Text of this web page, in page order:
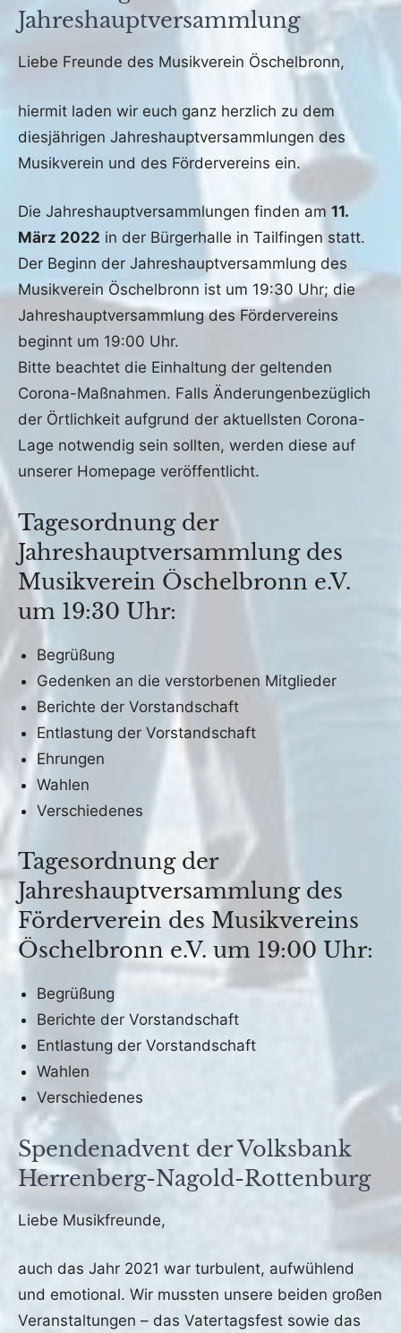
Jahreshauptversammlung
am
Februar
2022
fho
Archiv
Liebe Freunde des Musikverein Öschelbronn,
hiermit laden wir euch ganz herzlich zu dem
diesjährigen Jahreshauptversammlungen des
Musikverein und des Fördervereins ein.
Die Jahreshauptversammlungen finden am 11.
März 2022 in der Bürgerhalle in Tailfingen statt.
Der Beginn der Jahreshauptversammlung des
Musikverein Öschelbronn ist um 19:30 Uhr; die
Jahreshauptversammlung des Fördervereins
beginnt um 19:00 Uhr.
Bitte beachtet die Einhaltung der geltenden
Corona-Maßnahmen. Falls Änderungenbezüglich
der Örtlichkeit aufgrund der aktuellsten Corona-
Lage notwendig sein sollten, werden diese auf
unserer Homepage veröffentlicht.
Tagesordnung der
Jahreshauptversammlung des
Musikverein Öschelbronn e.V.
um 19:30 Uhr:
Begrüßung
Gedenken an die verstorbenen Mitglieder
Berichte der Vorstandschaft
Entlastung der Vorstandschaft
Ehrungen
Wahlen
Verschiedenes
Tagesordnung der
Jahreshauptversammlung des
Förderverein des Musikvereins
Öschelbronn e.V. um 19:00 Uhr:
Begrüßung
Berichte der Vorstandschaft
Entlastung der Vorstandschaft
Wahlen
Verschiedenes
Spendenadvent der Volksbank
Herrenberg-Nagold-Rottenburg
Veröffentlicht
am
Januar
2022
von
fho
in
Archiv
Liebe Musikfreunde,
auch das Jahr 2021 war turbulent, aufwühlend
und emotional. Wir mussten unsere beiden großen
Veranstaltungen – das Vatertagsfest sowie das